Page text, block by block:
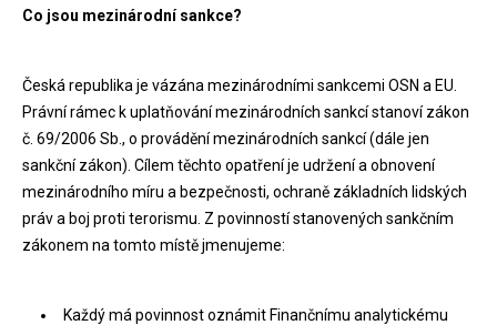
Co jsou mezinárodní sankce?
Česká republika je vázána mezinárodními sankcemi OSN a EU.
Právní rámec k uplatňování mezinárodních sankcí stanoví zákon
č. 69/2006 Sb., o provádění mezinárodních sankcí (dále jen
sankční zákon). Cílem těchto opatření je udržení a obnovení
mezinárodního míru a bezpečnosti, ochraně základních lidských
práv a boj proti terorismu. Z povinností stanovených sankčním
zákonem na tomto místě jmenujeme:
Každý má povinnost oznámit Finančnímu analytickému